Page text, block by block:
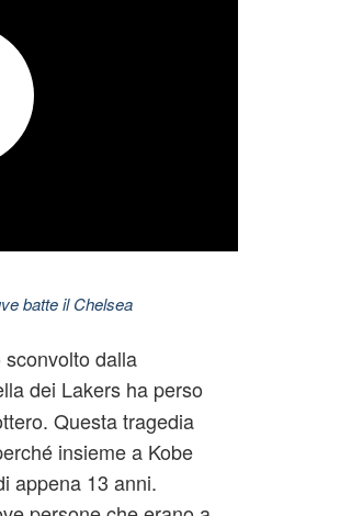
batte il Chelsea
dalla
dei Lakers ha perso
Questa tragedia
insieme a Kobe
appena 13 anni.